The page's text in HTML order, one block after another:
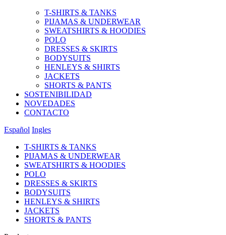
T-SHIRTS & TANKS
PIJAMAS & UNDERWEAR
SWEATSHIRTS & HOODIES
POLO
DRESSES & SKIRTS
BODYSUITS
HENLEYS & SHIRTS
JACKETS
SHORTS & PANTS
SOSTENIBILIDAD
NOVEDADES
CONTACTO
Español Ingles
T-SHIRTS & TANKS
PIJAMAS & UNDERWEAR
SWEATSHIRTS & HOODIES
POLO
DRESSES & SKIRTS
BODYSUITS
HENLEYS & SHIRTS
JACKETS
SHORTS & PANTS